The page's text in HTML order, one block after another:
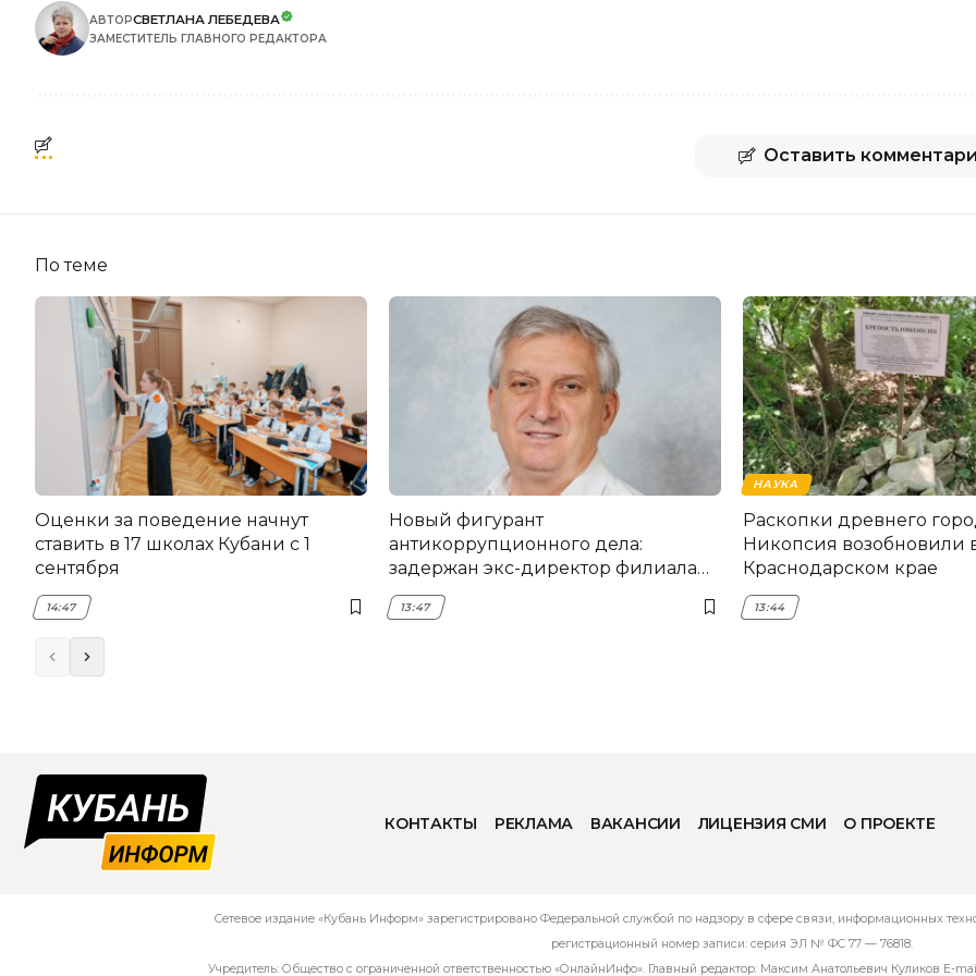
АВТОРСВЕТЛАНА ЛЕБЕДЕВА
ЗАМЕСТИТЕЛЬ ГЛАВНОГО РЕДАКТОРА
Оставить
По теме
Оценки за поведение начнут
ставить в 17 школах Кубани с 1
сентября
14:47
Новый фигурант
антикоррупционного дела:
задержан экс-директор филиала
НЭСК Крымска
13:47
НАУКА
Раскопки древнего
Никопсия возобновили
Краснодарском крае
13:44
КОНТАКТЫ РЕКЛАМА ВАКАНСИИ ЛИЦЕНЗИЯ СМИ О ПРОЕКТЕ
Сетевое издание «Кубань Информ» зарегистрировано Федеральной службой по надзору в сфере связи, информационных
регистрационный номер записи: серия ЭЛ № ФС 77 — 76818.
Учредитель: Общество с ограниченной ответственностью «ОнлайнИнфо». Главный редактор: Максим Анатольевич Куликов E-